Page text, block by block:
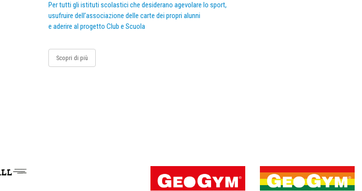
Per tutti gli istituti scolastici che desiderano agevolare lo sport,
usufruire dell’associazione delle carte dei propri alunni
e aderire al progetto Club e Scuola
Scopri di più